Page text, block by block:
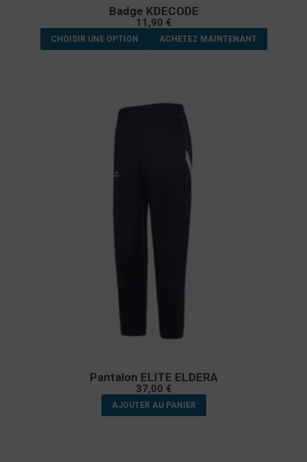
Badge KDECODE
11,90 €
CHOISIR UNE OPTION ACHETEZ MAINTENANT
Pantalon ELITE ELDERA
37,00 €
AJOUTER AU PANIER